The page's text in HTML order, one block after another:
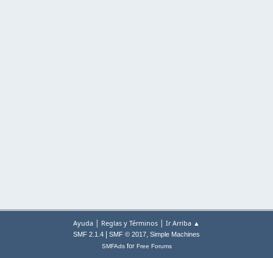
Ayuda | Reglas y Términos | Ir Arriba ▲
SMF 2.1.4 SMF © 2017, Simple Machines
SMFAdsfor Free Forums